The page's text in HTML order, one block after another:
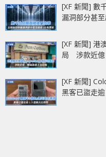
[XF 新聞] 數
漏洞部分甚
[XF 新聞] 港
局 涉款近億
[XF 新聞]
黑客已盜走